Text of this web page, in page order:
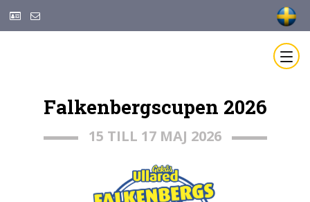
Falkenbergscupen 2026
15 TILL 17 MAJ 2026